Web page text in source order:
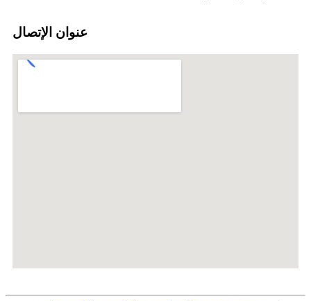
عنوان الإتصال